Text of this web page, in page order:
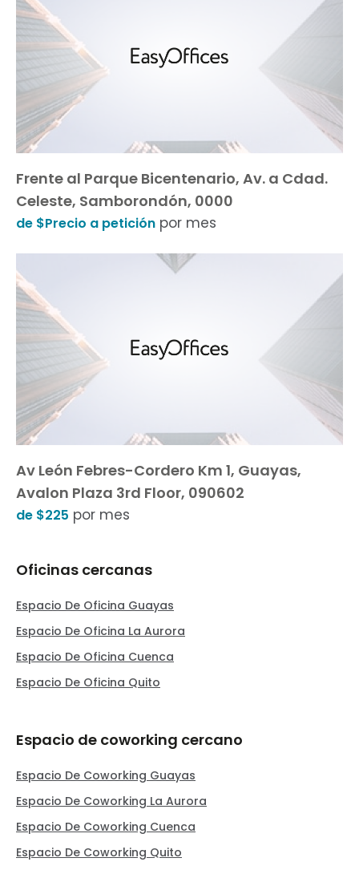
Frente al Parque Bicentenario, Av. a Cdad.
Celeste, Samborondón, 0000
de $Precio a petición por mes
Av León Febres-Cordero Km 1, Guayas,
Avalon Plaza 3rd Floor, 090602
de $225 por mes
Oficinas cercanas
Espacio De Oficina Guayas
Espacio De Oficina La Aurora
Espacio De Oficina Cuenca
Espacio De Oficina Quito
Espacio de coworking cercano
Espacio De Coworking Guayas
Espacio De Coworking La Aurora
Espacio De Coworking Cuenca
Espacio De Coworking Quito